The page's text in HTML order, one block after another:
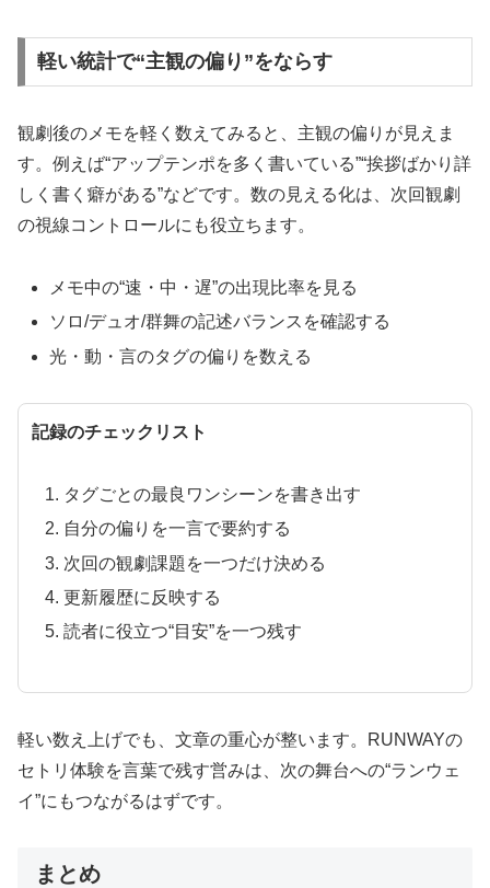
軽い統計で“主観の偏り”をならす
観劇後のメモを軽く数えてみると、主観の偏りが見えま
す。例えば“アップテンポを多く書いている”“挨拶ばかり詳
しく書く癖がある”などです。数の見える化は、次回観劇
の視線コントロールにも役立ちます。
メモ中の“速・中・遅”の出現比率を見る
ソロ/デュオ/群舞の記述バランスを確認する
光・動・言のタグの偏りを数える
記録のチェックリスト
タグごとの最良ワンシーンを書き出す
自分の偏りを一言で要約する
次回の観劇課題を一つだけ決める
更新履歴に反映する
読者に役立つ“目安”を一つ残す
軽い数え上げでも、文章の重心が整います。RUNWAYの
セトリ体験を言葉で残す営みは、次の舞台への“ランウェ
イ”にもつながるはずです。
まとめ